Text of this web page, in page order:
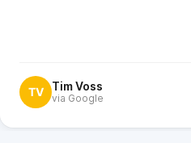
TV Tim Voss
via Google